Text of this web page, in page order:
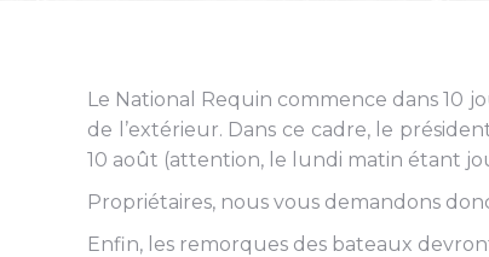
Le National Requin commence dans 10
de l’extérieur. Dans ce cadre, le
10 août (attention, le lundi matin étant
Propriétaires, nous vous demandons
Enfin, les remorques des bateaux